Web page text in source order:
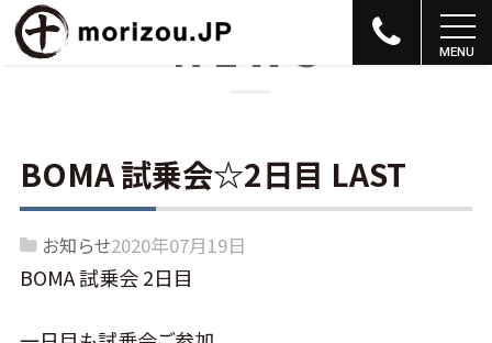
NEWS
BOMA 試乗会☆2日目 LAST
お知らせ2020年07月19日
BOMA 試乗会 2日目